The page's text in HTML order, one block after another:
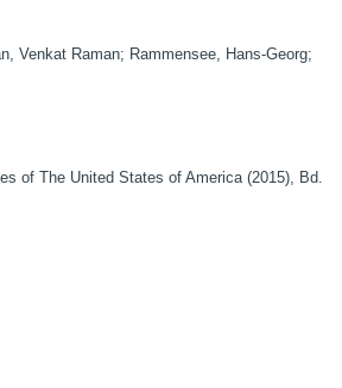
Venkat Raman; Rammensee, Hans-Georg;
of The United States of America (2015), Bd.